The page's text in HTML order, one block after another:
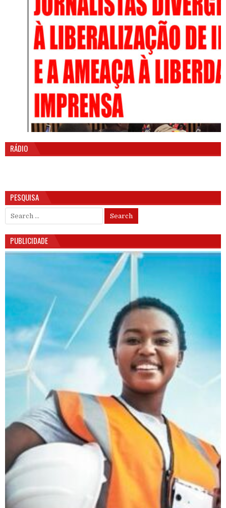
RÁDIO
PESQUISA
Search for:
PUBLICIDADE